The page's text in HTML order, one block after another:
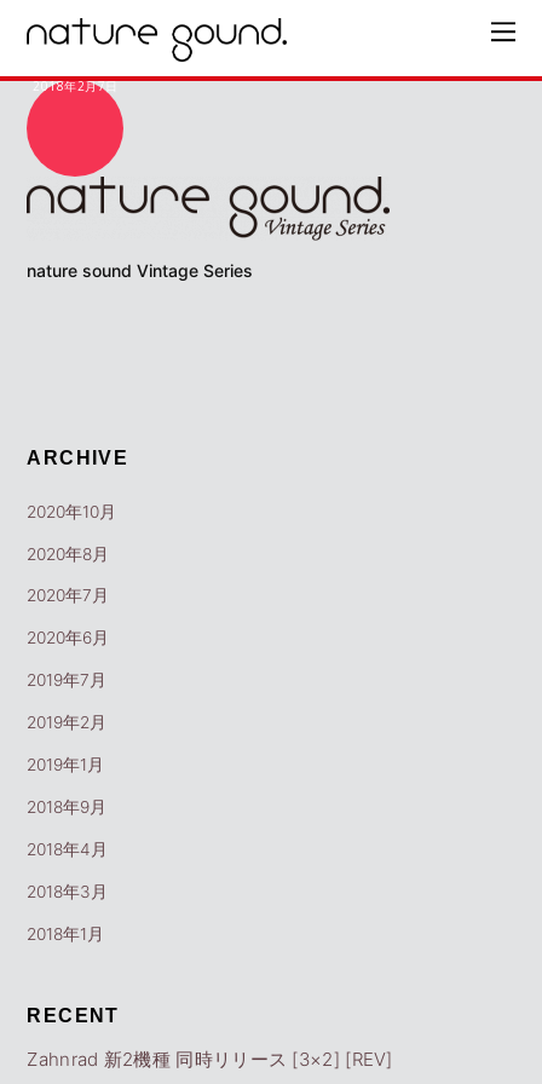
2018年2月7日
nature sound Vintage Series
ARCHIVE
2020年10月
2020年8月
2020年7月
2020年6月
2019年7月
2019年2月
2019年1月
2018年9月
2018年4月
2018年3月
2018年1月
RECENT
Zahnrad 新2機種 同時リリース [3×2] [REV]